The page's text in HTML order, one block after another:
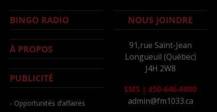
BINGO RADIO
À PROPOS
PUBLICITÉ
- Opportunités d’affaires
NOUS JOINDRE
91,rue Saint-Jean
Longueuil (Québec)
J4H 2W8
SMS | 450-646-6800
admin@fm1033.ca